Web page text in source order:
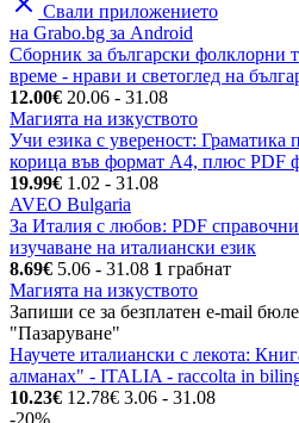
Свали приложението
на Grabo.bg за Android
Сборник за български фолклорни
време - нрави и светоглед на
12.00€ 20.06 - 31.08
Магията на изкуството
Учи езика с увереност: Граматика
корица във формат A4, плюс PDF
19.99€ 1.02 - 31.08
AVEO Bulgaria
За Италия с любов: PDF
изучаване на италиански език
8.69€ 5.06 - 31.08 1 грабнат
Магията на изкуството
Запиши се за безплатен e-mail
"Пазаруване"
Научете италиански с лекота:
алманах" - ITALIA - raccolta in
10.23€ 12.78€ 3.06 - 31.08
-20%